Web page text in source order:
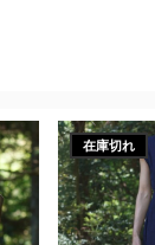
在庫切れ